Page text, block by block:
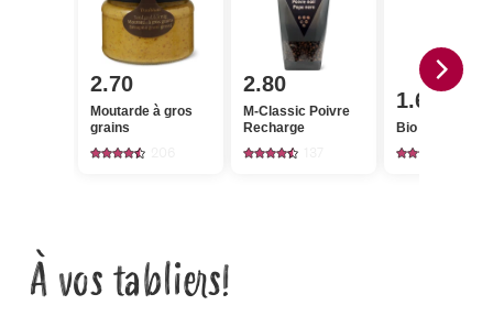
2.70
Moutarde à gros
grains
2.80
M-Classic Poivre
Recharge
1.60
Bio Persil plat
À vos tabliers!